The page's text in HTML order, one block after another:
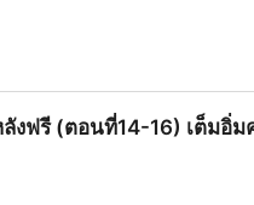
งฟรี (ตอนที่14-16) เต็มอิ่